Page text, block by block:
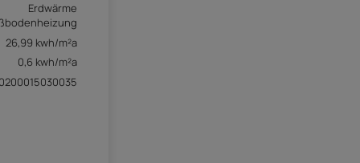
Erdwärme
26,99 kwh/m²a
0,6 kwh/m²a